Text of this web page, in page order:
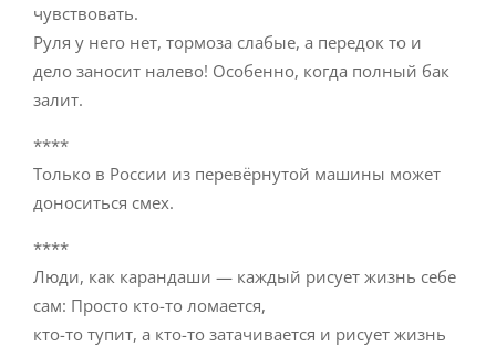
чувствовать.
Руля у него нет, тормоза слабые, а передок то и
дело заносит налево! Особенно, когда полный бак
залит.
****
Только в России из перевёрнутой машины может
доноситься смех.
****
Люди, как карандаши — каждый рисует жизнь себе
сам: Просто кто-то ломается,
кто-то тупит, а кто-то затачивается и рисует жизнь